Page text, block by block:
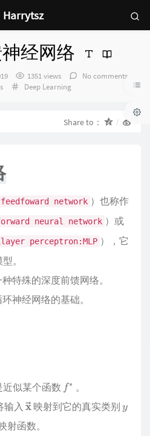
Harrytsz
经网络
1351 views
No comments
Categories：
Deep Learning
Share to：
network ）也称作
neural network ）或
perceptron:MLP ），它
。
特殊的深度前馈网络。
神经网络的基础。
似某个函数
。
输入
映射到它的真实类别
射函数。